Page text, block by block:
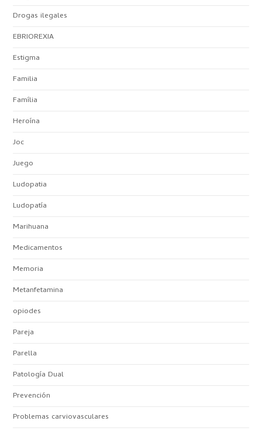
Drogas ilegales
EBRIOREXIA
Estigma
Familia
Família
Heroína
Joc
Juego
Ludopatia
Ludopatía
Marihuana
Medicamentos
Memoria
Metanfetamina
opiodes
Pareja
Parella
Patología Dual
Prevención
Problemas carviovasculares